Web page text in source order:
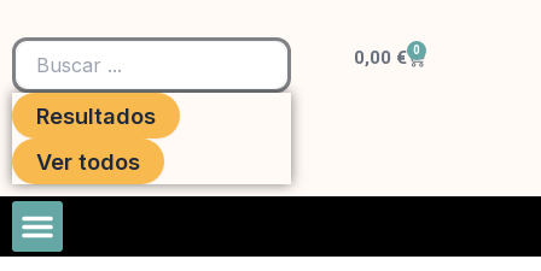
Search
Resultados
Ver todos
0,00 € 0
Carrito